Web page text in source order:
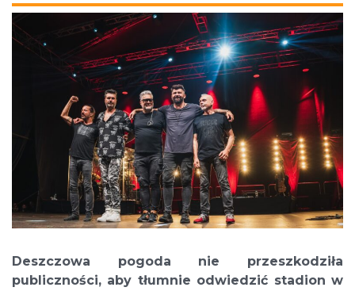
Deszczowa pogoda nie przeszkodziła
publiczności, aby tłumnie odwiedzić stadion w